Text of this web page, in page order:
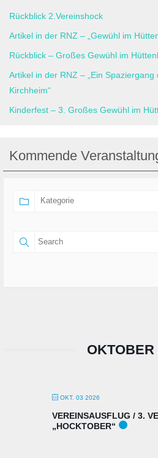
Rückblick 2.Vereinshock
Artikel in der RNZ – „Gewühl im
Rückblick – Großes Gewühl im
Artikel in der RNZ – „Ein
Kirchheim“
Kinderfest – 3. Großes Gewühl im
Kommende
OKTOBER
OKT. 03 2026
VEREINSAUSFLUG / 3.
„HOCKTOBER“